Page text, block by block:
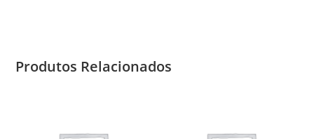
Produtos Relacionados